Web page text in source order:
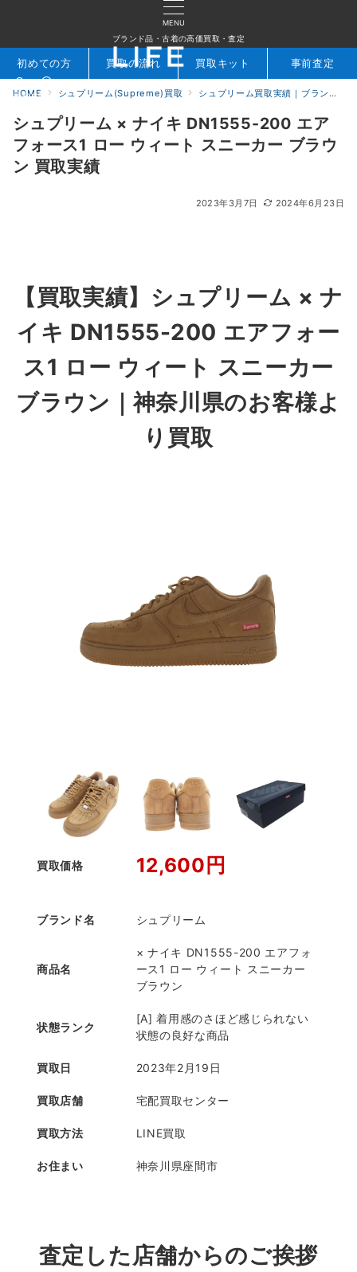
MENU
ブランド品・古着の高価買取・査定
検索 お問合せ
初めての方 買取の流れ 買取キット 事前査定
HOME シュプリーム(Supreme)買取 シュプリーム買取実績｜ブランド専門店LIFE
シュプリーム × ナイキ DN1555-200 エア
フォース1 ロー ウィート スニーカー ブラウ
ン 買取実績
2023年3月7日 2024年6月23日
【 買取実績】シュプリーム × ナ
イキ DN1555-200 エアフォー
ス1 ロー ウィート スニーカー
ブラウン ｜神奈川県のお客様よ
り買取
買取価格 12,600円
ブランド名 シュプリーム
商品名
× ナイキ DN1555-200 エアフォ
ース1 ロー ウィート スニーカー
ブラウン
状態ランク
[A] 着用感のさほど感じられない
状態の良好な商品
買取日 2023年2月19日
買取店舗 宅配買取センター
買取方法 LINE買取
お住まい 神奈川県座間市
査定した店舗からのご挨拶